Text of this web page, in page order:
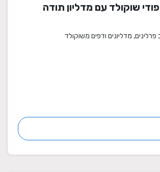
שוקולד עם מדליון תודה
מדליונים ודפים משוקולד